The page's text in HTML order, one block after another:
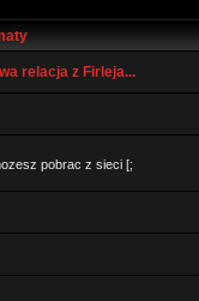
relacja z Firleja...
pobrac z sieci [;